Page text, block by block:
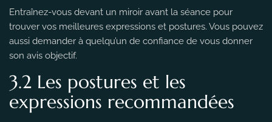
Entraînez-vous devant un miroir avant la séance pour
trouver vos meilleures expressions et postures. Vous pouvez
aussi demander à quelqu’un de confiance de vous donner
son avis objectif.
3.2 Les postures et les
expressions recommandées